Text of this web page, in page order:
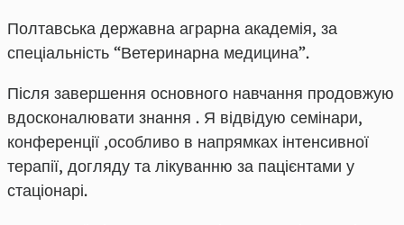
Полтавська державна аграрна академія, за
спеціальність “Ветеринарна медицина”.
Після завершення основного навчання продовжую
вдосконалювати знання . Я відвідую семінари,
конференції ,особливо в напрямках інтенсивної
терапії, догляду та лікуванню за пацієнтами у
стаціонарі.